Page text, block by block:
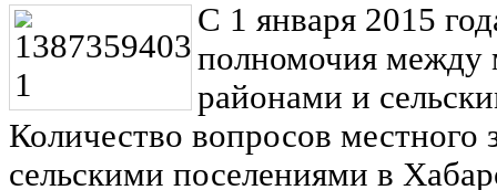
С 1 января 2015
полномочия
районами и
Количество вопросов
сельскими поселениями в